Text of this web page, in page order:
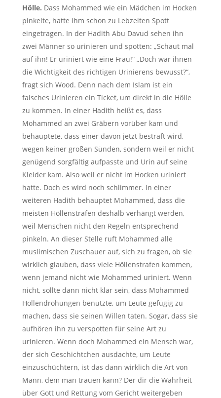
Hölle. Dass Mohammed wie ein Mädchen im Hocken
pinkelte, hatte ihm schon zu Lebzeiten Spott
eingetragen. In der Hadith Abu Davud sehen ihn
zwei Männer so urinieren und spotten: „Schaut mal
auf ihn! Er uriniert wie eine Frau!“ „Doch war ihnen
die Wichtigkeit des richtigen Urinierens bewusst?“,
fragt sich Wood. Denn nach dem Islam ist ein
falsches Urinieren ein Ticket, um direkt in die Hölle
zu kommen. In einer Hadith heißt es, dass
Mohammed an zwei Gräbern vorüber kam und
behauptete, dass einer davon jetzt bestraft wird,
wegen keiner großen Sünden, sondern weil er nicht
genügend sorgfältig aufpasste und Urin auf seine
Kleider kam. Also weil er nicht im Hocken uriniert
hatte. Doch es wird noch schlimmer. In einer
weiteren Hadith behauptet Mohammed, dass die
meisten Höllenstrafen deshalb verhängt werden,
weil Menschen nicht den Regeln entsprechend
pinkeln. An dieser Stelle ruft Mohammed alle
muslimischen Zuschauer auf, sich zu fragen, ob sie
wirklich glauben, dass viele Höllenstrafen kommen,
wenn jemand nicht wie Mohammed uriniert. Wenn
nicht, sollte dann nicht klar sein, dass Mohammed
Höllendrohungen benützte, um Leute gefügig zu
machen, dass sie seinen Willen taten. Sogar, dass sie
aufhören ihn zu verspotten für seine Art zu
urinieren. Wenn doch Mohammed ein Mensch war,
der sich Geschichtchen ausdachte, um Leute
einzuschüchtern, ist das dann wirklich die Art von
Mann, dem man trauen kann? Der dir die Wahrheit
über Gott und Rettung vom Gericht weitergeben